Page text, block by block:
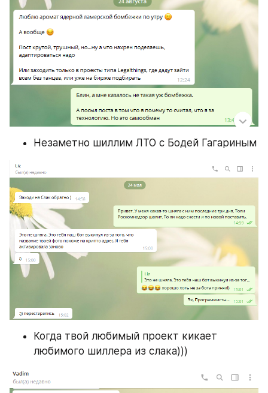
Незаметно шиллим ЛТО с Бодей Гагариным
Когда твой любимый проект кикает
любимого шиллера из слака)))